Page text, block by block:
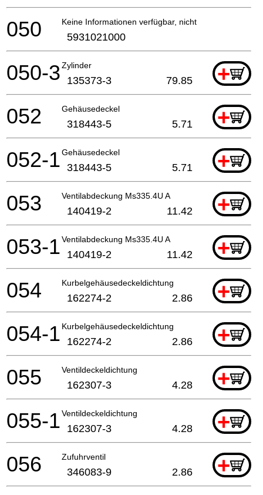
Keine Informationen verfügbar, nicht bestellbar
050 5931021000
Zylinder +
050-3 135373-3 79.85
Gehäusedeckel +
052 318443-5 5.71
Gehäusedeckel +
052-1 318443-5 5.71
Ventilabdeckung Ms335.4U A +
053 140419-2 11.42
Ventilabdeckung Ms335.4U A +
053-1 140419-2 11.42
Kurbelgehäusedeckeldichtung +
054 162274-2 2.86
Kurbelgehäusedeckeldichtung +
054-1 162274-2 2.86
Ventildeckeldichtung +
055 162307-3 4.28
Ventildeckeldichtung +
055-1 162307-3 4.28
Zufuhrventil +
056 346083-9 2.86